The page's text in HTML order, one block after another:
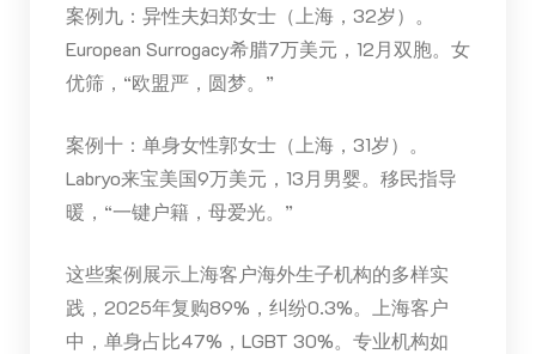
案例九：异性夫妇郑女士（上海，32岁）。
European Surrogacy希腊7万美元，12月双胞。女
优筛，“欧盟严，圆梦。”
案例十：单身女性郭女士（上海，31岁）。
Labryo来宝美国9万美元，13月男婴。移民指导
暖，“一键户籍，母爱光。”
这些案例展示上海客户海外生子机构的多样实
践，2025年复购89%，纠纷0.3%。上海客户
中，单身占比47%，LGBT 30%。专业机构如